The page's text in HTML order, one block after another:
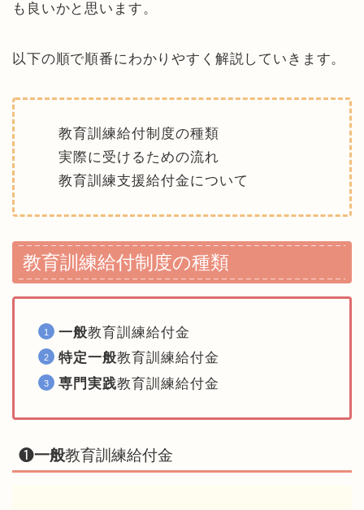
も良いかと思います。
以下の順で順番にわかりやすく解説していきます。
教育訓練給付制度の種類
実際に受けるための流れ
教育訓練支援給付金について
教育訓練給付制度の種類
一般教育訓練給付金
特定一般教育訓練給付金
専門実践教育訓練給付金
❶一般教育訓練給付金